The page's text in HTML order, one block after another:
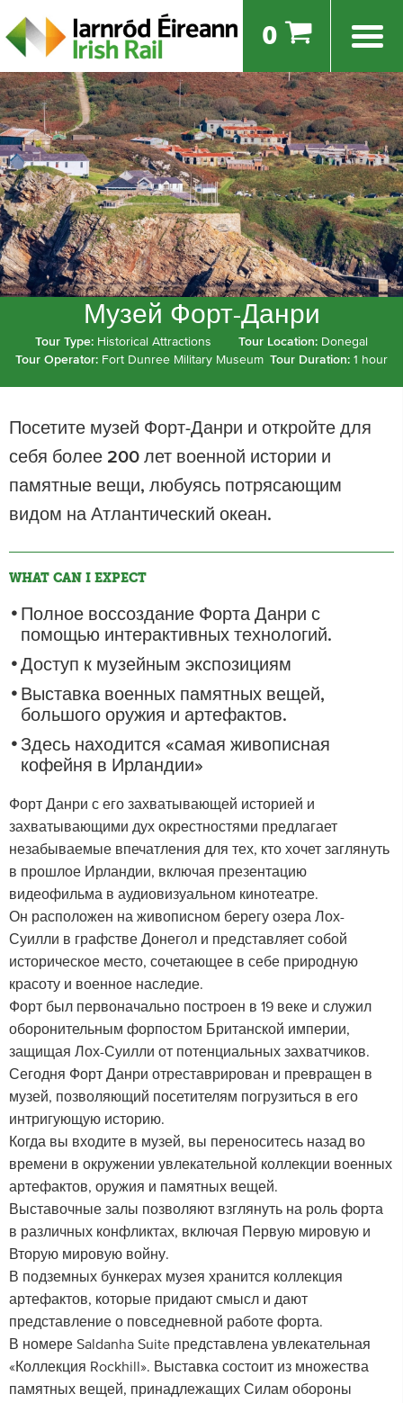
0
Музей Форт-Данри
Tour Type: Historical Attractions Tour Location: Donegal
Tour Operator: Fort Dunree Military Museum Tour Duration: 1 hour
Посетите музей Форт-Данри и откройте для
себя более 200 лет военной истории и
памятные вещи, любуясь потрясающим
видом на Атлантический океан.
WHAT CAN I EXPECT
Полное воссоздание Форта Данри с
помощью интерактивных технологий.
Доступ к музейным экспозициям
Выставка военных памятных вещей,
большого оружия и артефактов.
Здесь находится «самая живописная
кофейня в Ирландии»
Форт Данри с его захватывающей историей и
захватывающими дух окрестностями предлагает
незабываемые впечатления для тех, кто хочет заглянуть
в прошлое Ирландии, включая презентацию
видеофильма в аудиовизуальном кинотеатре.
Он расположен на живописном берегу озера Лох-
Суилли в графстве Донегол и представляет собой
историческое место, сочетающее в себе природную
красоту и военное наследие.
Форт был первоначально построен в 19 веке и служил
оборонительным форпостом Британской империи,
защищая Лох-Суилли от потенциальных захватчиков.
Сегодня Форт Данри отреставрирован и превращен в
музей, позволяющий посетителям погрузиться в его
интригующую историю.
Когда вы входите в музей, вы переноситесь назад во
времени в окружении увлекательной коллекции военных
артефактов, оружия и памятных вещей.
Выставочные залы позволяют взглянуть на роль форта
в различных конфликтах, включая Первую мировую и
Вторую мировую войну.
В подземных бункерах музея хранится коллекция
артефактов, которые придают смысл и дают
представление о повседневной работе форта.
В номере Saldanha Suite представлена увлекательная
«Коллекция Rockhill». Выставка состоит из множества
памятных вещей, принадлежащих Силам обороны